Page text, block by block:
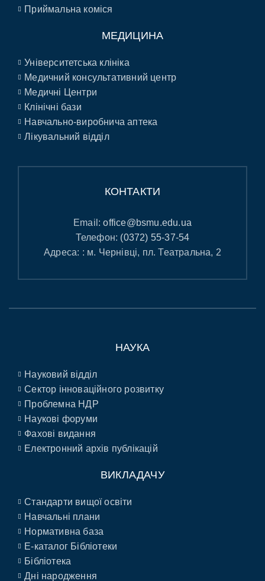
Приймальна коміся
МЕДИЦИНА
Університетська клініка
Медичний консультативний центр
Медичні Центри
Клінічні бази
Навчально-виробнича аптека
Лікувальний відділ
КОНТАКТИ
Email:office@bsmu.edu.ua
Телефон: (0372) 55-37-54
Адреса: : м. Чернівці, пл. Театральна, 2
НАУКА
Науковий відділ
Сектор інноваційного розвитку
Проблемна НДР
Наукові форуми
Фахові видання
Електронний архів публікацій
ВИКЛАДАЧУ
Стандарти вищої освіти
Навчальні плани
Нормативна база
E-каталог Бібліотеки
Бібліотека
Дні народження